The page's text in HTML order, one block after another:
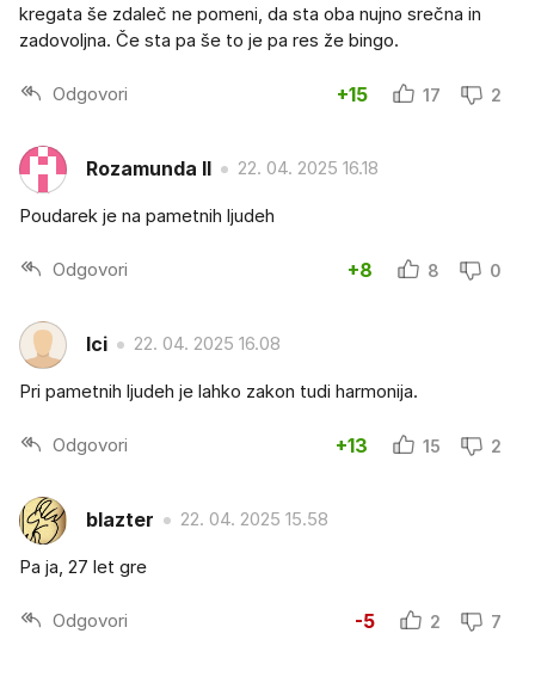
kregata še zdaleč ne pomeni, da sta oba nujno srečna in
zadovoljna. Če sta pa še to je pa res že bingo.
Odgovori +15 17 2
Rozamunda II 22. 04. 2025 16.18
Poudarek je na pametnih ljudeh
Odgovori +8 8 0
Ici 22. 04. 2025 16.08
Pri pametnih ljudeh je lahko zakon tudi harmonija.
Odgovori +13 15 2
blazter 22. 04. 2025 15.58
Pa ja, 27 let gre
Odgovori -5 2 7